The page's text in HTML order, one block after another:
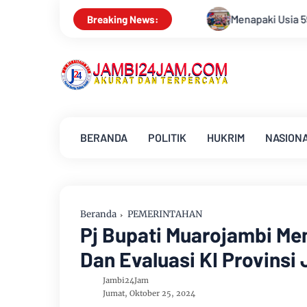
Breaking News:
Menapaki Usia 59 Tahun, Sinsen Teguhkan Semangat
BERANDA POLITIK HUKRIM
Beranda PEMERINTAHAN
Pj Bupati Muarojambi
Dan Evaluasi KI Provinsi
Jambi24Jam
Jumat, Oktober 25, 2024